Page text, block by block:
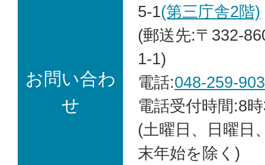
お問い合わ
せ
5-1(第三庁舎2階)
(郵送先:〒332-
1-1)
電話:048-259-
電話受付時間:8
(土曜日、日曜日
末年始を除く)